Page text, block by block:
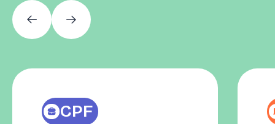
CPF